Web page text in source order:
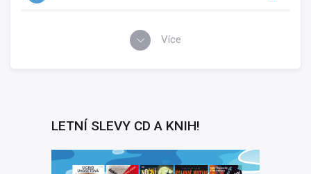
Více
LETNÍ SLEVY CD A KNIH!